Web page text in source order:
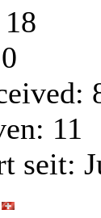
11
seit: